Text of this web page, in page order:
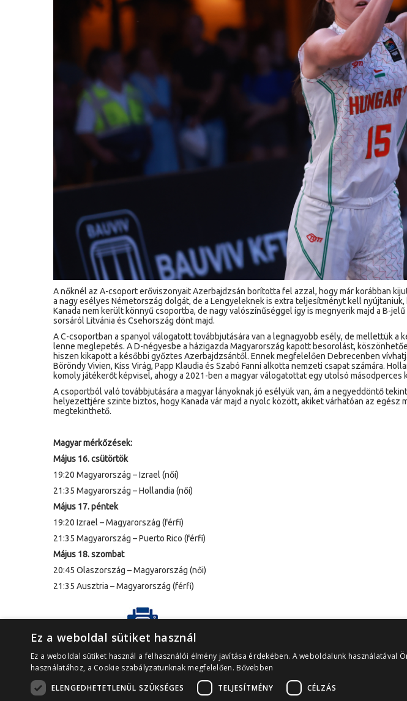
A nőknél az A-csoport erőviszonyait Azerbajdzsán borította fel azzal, hogy már korábban
a nagy esélyes Németország dolgát, de a Lengyeleknek is extra teljesítményt kell
Kanada nem került könnyű csoportba, de nagy valószínűséggel így is megnyerik majd a B-
sorsáról Litvánia és Csehország dönt majd.
A C-csoportban a spanyol válogatott továbbjutására van a legnagyobb esély, de mellettük
lenne meglepetés. A D-négyesbe a házigazda Magyarország kapott besorolást,
hiszen kikapott a későbbi győztes Azerbajdzsántől. Ennek megfelelően Debrecenben
Böröndy Vivien, Kiss Virág, Papp Klaudia és Szabó Fanni alkotta nemzeti csapat számára.
komoly játékerőt képvisel, ahogy a 2021-ben a magyar válogatottat egy utolsó
A csoportból való továbbjutására a magyar lányoknak jó esélyük van, ám a negyeddöntő
helyezettjére szinte biztos, hogy Kanada vár majd a nyolc között, akiket várhatóan az
megtekinthető.
Magyar mérkőzések:
Május 16. csütörtök
19:20 Magyarország – Izrael (női)
21:35 Magyarország – Hollandia (női)
Május 17. péntek
19:20 Izrael – Magyarország (férfi)
21:35 Magyarország – Puerto Rico (férfi)
Május 18. szombat
20:45 Olaszország – Magyarország (női)
21:35 Ausztria – Magyarország (férfi)
Cikk nyomtatása
Debreceni Sportcentrum Közhasznú Nonprofit Kft. © 2026Minden jog fenntartva! | Az
Ez a weboldal sütiket használ
Ez a weboldal sütiket használ a felhasználói élmény javítása érdekében. A weboldalunk használatával
használatához, a Cookie szabályzatunknak megfelelően. Bővebben
ELENGEDHETETLENÜL SZÜKSÉGES
TELJESÍTMÉNY CÉLZÁS